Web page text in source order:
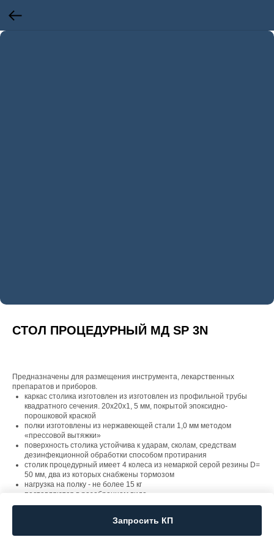
СТОЛ ПРОЦЕДУРНЫЙ МД SP 3N
Запросить КП
Предназначены для размещения инструмента, лекарственных
препаратов и приборов.
каркас столика изготовлен из изготовлен из профильной трубы
квадратного сечения. 20х20х1, 5 мм, покрытой эпоксидно-
порошковой краской
полки изготовлены из нержавеющей стали 1,0 мм методом
«прессовой вытяжки»
поверхность столика устойчива к ударам, сколам, средствам
дезинфекционной обработки способом протирания
столик процедурный имеет 4 колеса из немаркой серой резины D=
50 мм, два из которых снабжены тормозом
нагрузка на полку - не более 15 кг
поставляются в разобранном виде